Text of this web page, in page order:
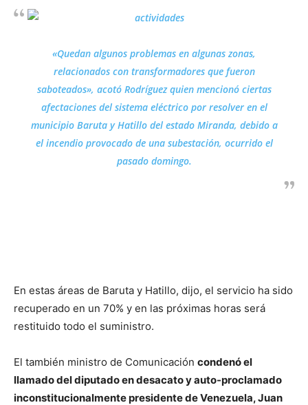
«Quedan algunos problemas en algunas zonas,
relacionados con transformadores que fueron
saboteados», acotó Rodríguez quien mencionó ciertas
afectaciones del sistema eléctrico por resolver en el
municipio Baruta y Hatillo del estado Miranda, debido a
el incendio provocado de una subestación, ocurrido el
pasado domingo.
En estas áreas de Baruta y Hatillo, dijo, el servicio ha sido
recuperado en un 70% y en las próximas horas será
restituido todo el suministro.
El también ministro de Comunicación condenó el
llamado del diputado en desacato y auto-proclamado
inconstitucionalmente presidente de Venezuela, Juan